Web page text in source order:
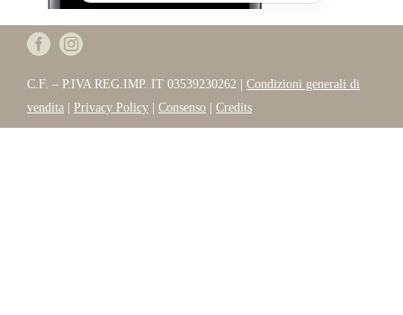
C.F. – P.IVA REG.IMP. IT 03539230262 | Condizioni generali di
vendita | Privacy Policy | Consenso | Credits